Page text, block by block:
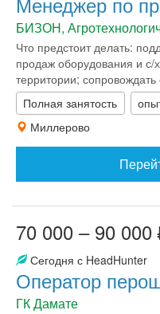
БИЗОН,
Что предстоит делать:
продаж оборудования и с/
территории;
Полная занятость
Миллерово
70 000 – 90 000
Сегодня с HeadHunter
Оператор
ГК Дамате